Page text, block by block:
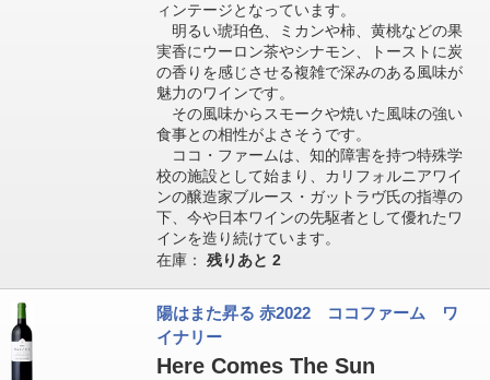
ィンテージとなっています。
明るい琥珀色、ミカンや柿、黄桃などの果
実香にウーロン茶やシナモン、トーストに炭
の香りを感じさせる複雑で深みのある風味が
魅力のワインです。
その風味からスモークや焼いた風味の強い
食事との相性がよさそうです。
ココ・ファームは、知的障害を持つ特殊学
校の施設として始まり、カリフォルニアワイ
ンの醸造家ブルース・ガットラヴ氏の指導の
下、今や日本ワインの先駆者として優れたワ
インを造り続けています。
在庫： 残りあと 2
陽はまた昇る 赤2022 ココファーム ワ
イナリー
Here Comes The Sun